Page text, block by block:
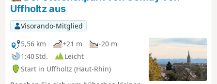
Kulturerbe entdecken: die Saint-Erasme-Kirche, der Bunker
1914–1918 und sein Park, die Schaecher-Kapelle sowie das
Pestkreuz aus dem Jahr 1565.
Uffholtz aus
Visorando-Mitglied
5,56 km
+21 m
-20 m
1:40 Std.
Leicht
Start in Uffholtz (Haut-Rhin)